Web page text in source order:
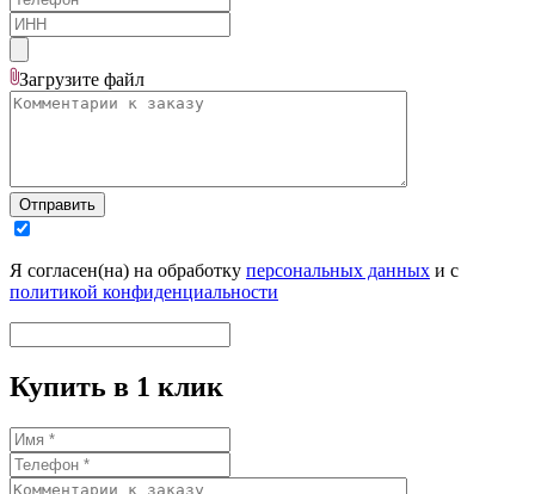
Загрузите файл
Отправить
Я согласен(на) на обработку персональных данных и с
политикой конфиденциальности
Купить в 1 клик